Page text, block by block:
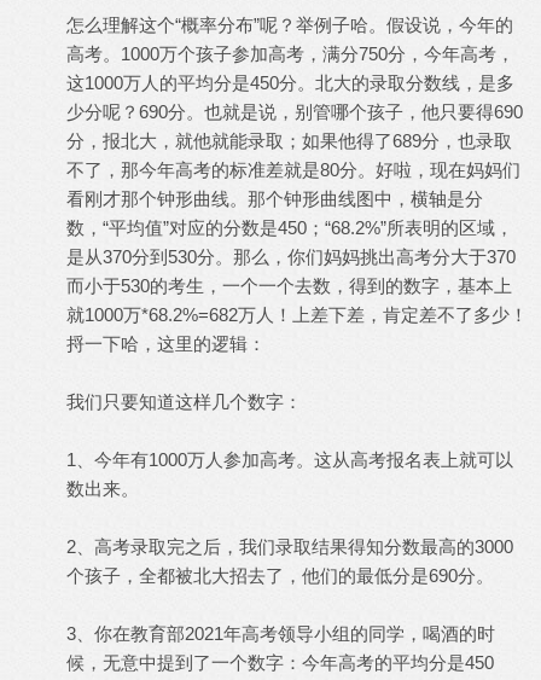
怎么理解这个“概率分布”呢？举例子哈。假设说，今年的
高考。1000万个孩子参加高考，满分750分，今年高考，
这1000万人的平均分是450分。北大的录取分数线，是多
少分呢？690分。也就是说，别管哪个孩子，他只要得690
分，报北大，就他就能录取；如果他得了689分，也录取
不了，那今年高考的标准差就是80分。好啦，现在妈妈们
看刚才那个钟形曲线。那个钟形曲线图中，横轴是分
数，“平均值”对应的分数是450；“68.2%”所表明的区域，
是从370分到530分。那么，你们妈妈挑出高考分大于370
而小于530的考生，一个一个去数，得到的数字，基本上
就1000万*68.2%=682万人！上差下差，肯定差不了多少！
捋一下哈，这里的逻辑：
我们只要知道这样几个数字：
1、今年有1000万人参加高考。这从高考报名表上就可以
数出来。
2、高考录取完之后，我们录取结果得知分数最高的3000
个孩子，全都被北大招去了，他们的最低分是690分。
3、你在教育部2021年高考领导小组的同学，喝酒的时
候，无意中提到了一个数字：今年高考的平均分是450